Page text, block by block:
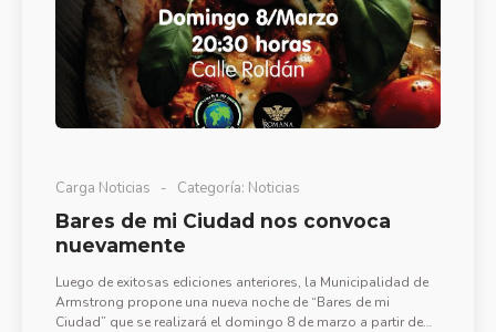
Carga Noticias Categoría: Noticias
Bares de mi Ciudad nos convoca
nuevamente
Luego de exitosas ediciones anteriores, la Municipalidad de
Armstrong propone una nueva noche de “Bares de mi
Ciudad” que se realizará el domingo 8 de marzo a partir de